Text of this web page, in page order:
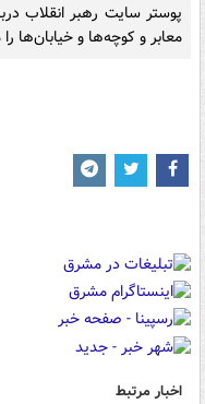
پوستر سایت رهبر انقلاب
معابر و کوچه‌ها و خیابان‌ها
اخبار مرتبط